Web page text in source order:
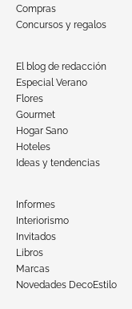
Compras
Concursos y regalos
El blog de redacción
Especial Verano
Flores
Gourmet
Hogar Sano
Hoteles
Ideas y tendencias
Informes
Interiorismo
Invitados
Libros
Marcas
Novedades DecoEstilo